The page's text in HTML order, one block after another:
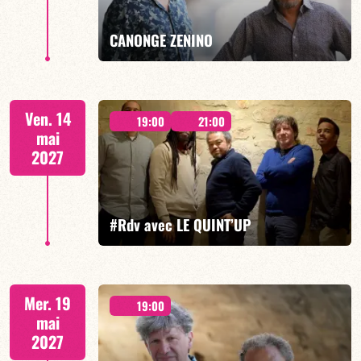
EN SAVOIR PLUS RÉSERVER
CANONGE ZENINO
Mario Canonge / Michel Zenino
EN SAVOIR PLUS RÉSERVER
Ven. 14
mai
2027
19:00 21:00
#Rdv avec LE QUINT’UP
M.CANONGE / A.DOLMEN / M.ZENINO / R.IZQUIERDO
/ J.WOODSON
Mer. 19
mai
2027
19:00